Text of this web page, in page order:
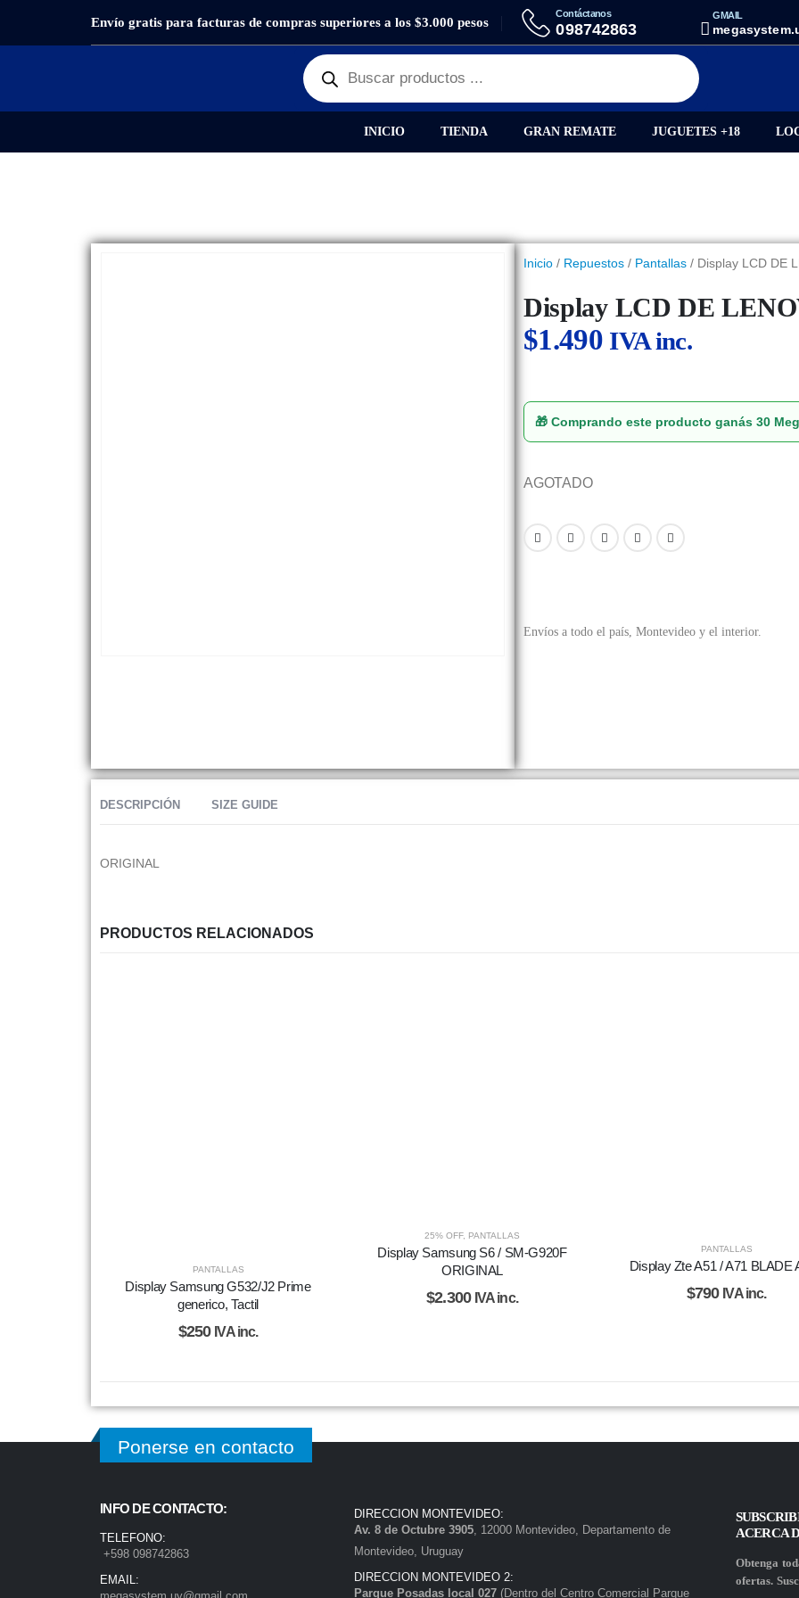
Envío gratis para facturas de compras superiores a los $3.000 pesos
Contáctanos
098742863
GMAIL
INICIO TIENDA GRAN REMATE JUGUETES +18
PRODUCTOSPANTALLAS , OUTLET PANTALLAS Y CELULARES DISPLAY LCD DE LENOVO TB-8505
Inicio/ Repuestos/ Pantallas/ Display LCD DE
Display LCD DE
$1.490 IVA inc.
🎁 Comprando este producto ganás 30
AGOTADO
Envíos a todo el país, Montevideo y el interior.
DESCRIPCIÓN SIZE GUIDE
ORIGINAL
PRODUCTOS RELACIONADOS
PANTALLAS
Display Samsung G532/J2 Prime
generico, Tactil
$250 IVA inc.
25% OFF, PANTALLAS
Display Samsung S6 / SM-G920F
ORIGINAL
$2.300 IVA inc.
PANTALLAS
Display Zte A51 / A71 BLADE
$790 IVA inc.
Ponerse en contacto
INFO DE CONTACTO:
TELEFONO:
+598 098742863
EMAIL:
DIRECCION MONTEVIDEO:
Av. 8 de Octubre 3905 , 12000 Montevideo, Departamento de
Montevideo, Uruguay
DIRECCION MONTEVIDEO 2:
Parque Posadas local 027 (Dentro del Centro Comercial Parque
ACERCA
Obtenga
ofertas.